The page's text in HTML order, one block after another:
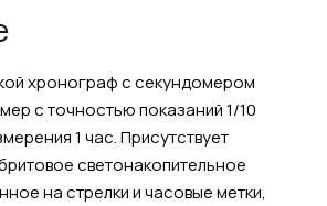
хронограф с секундомером
с точностью показаний 1/10
1 час. Присутствует
светонакопительное
на стрелки и часовые метки,